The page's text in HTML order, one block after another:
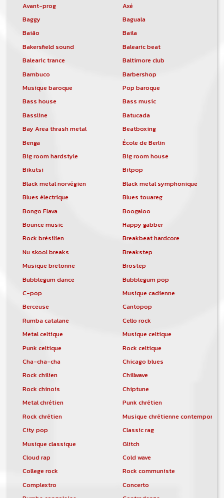
Avant-prog
Axé
Baggy
Baguala
Baião
Baila
Bakersfield sound
Balearic beat
Balearic trance
Baltimore club
Bambuco
Barbershop
Musique baroque
Pop baroque
Bass house
Bass music
Bassline
Batucada
Bay Area thrash metal
Beatboxing
Benga
École de Berlin
Big room hardstyle
Big room house
Bikutsi
Bitpop
Black metal norvégien
Black metal symphonique
Blues électrique
Blues touareg
Bongo Flava
Boogaloo
Bounce music
Happy gabber
Rock brésilien
Breakbeat hardcore
Nu skool breaks
Breakstep
Musique bretonne
Brostep
Bubblegum dance
Bubblegum pop
C-pop
Musique cadienne
Berceuse
Cantopop
Rumba catalane
Cello rock
Metal celtique
Musique celtique
Punk celtique
Rock celtique
Cha-cha-cha
Chicago blues
Rock chilien
Chillwave
Rock chinois
Chiptune
Metal chrétien
Punk chrétien
Rock chrétien
Musique chrétienne
City pop
Classic rag
Musique classique
Glitch
Cloud rap
Cold wave
College rock
Rock communiste
Complextro
Concerto